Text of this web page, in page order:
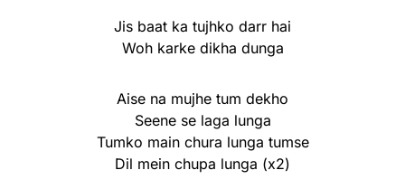
Jis baat ka tujhko darr hai
Woh karke dikha dunga
Aise na mujhe tum dekho
Seene se laga lunga
Tumko main chura lunga tumse
Dil mein chupa lunga (x2)